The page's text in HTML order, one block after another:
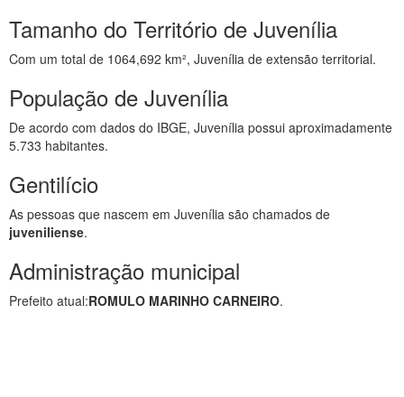
Tamanho do Território de Juvenília
Com um total de 1064,692 km², Juvenília de extensão territorial.
População de Juvenília
De acordo com dados do IBGE, Juvenília possui aproximadamente
5.733 habitantes.
Gentilício
As pessoas que nascem em Juvenília são chamados de
juveniliense.
Administração municipal
Prefeito atual:ROMULO MARINHO CARNEIRO.